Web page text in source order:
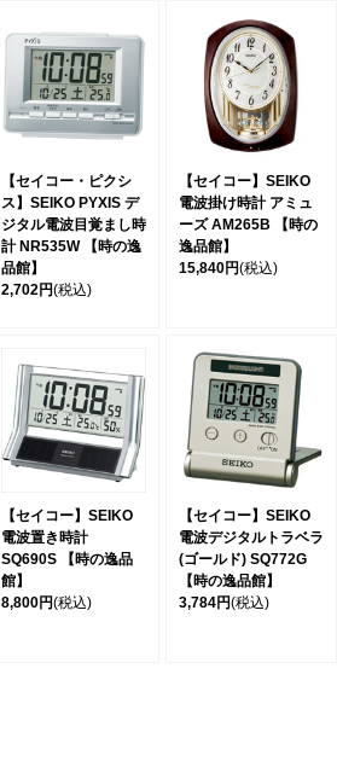
【セイコー・ピクシ
ス】SEIKO PYXIS デ
ジタル電波目覚まし時
計 NR535W 【時の逸
品館】
2,702円(税込)
【セイコー】SEIKO
電波掛け時計 アミュ
ーズ AM265B 【時の
逸品館】
15,840円(税込)
【セイコー】SEIKO
電波置き時計
SQ690S 【時の逸品
館】
8,800円(税込)
【セイコー】SEIKO
電波デジタルトラベラ
(ゴールド) SQ772G
【時の逸品館】
3,784円(税込)